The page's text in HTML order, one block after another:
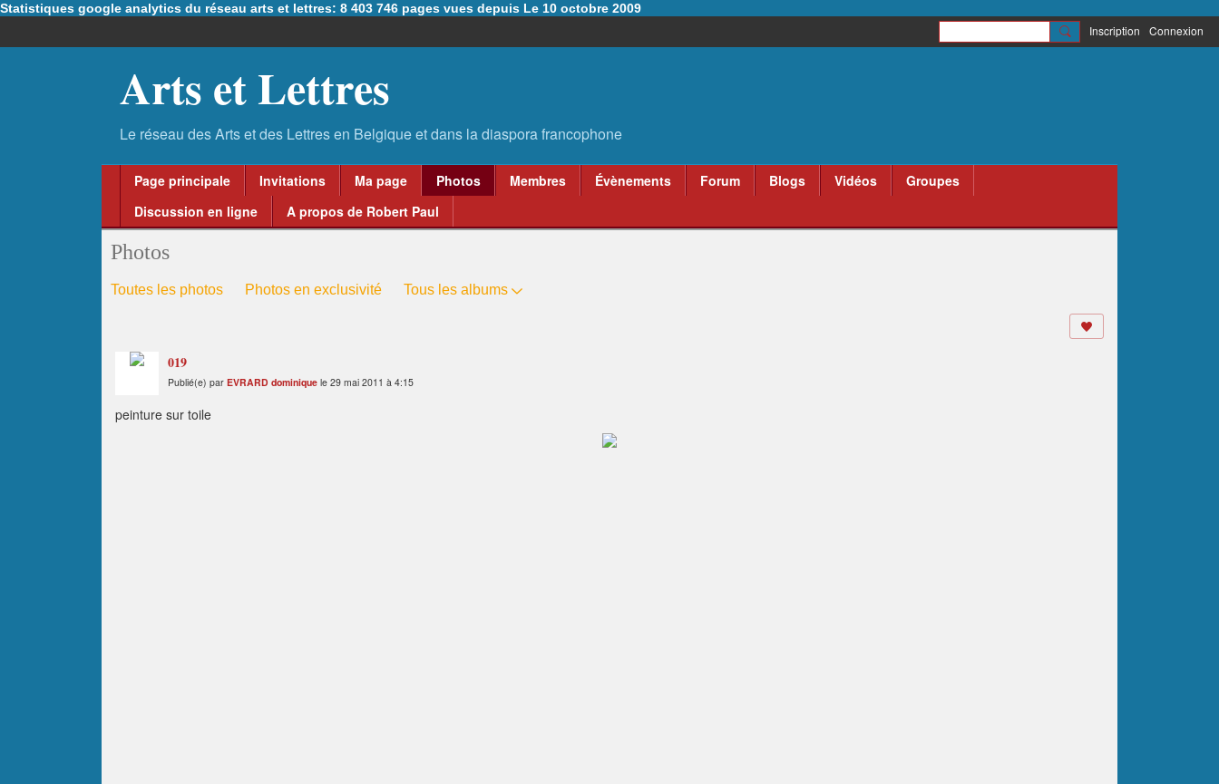
Statistiques google analytics du réseau arts et lettres: 8 403 746 pages vues depuis Le 10 octobre 2009
Inscription Connexion
Arts et Lettres
Page principale Invitations Ma page Photos Membres Évènements Forum Blogs Vidéos
Groupes
Discussion en ligne
A propos de Robert Paul
Photos
Toutes les photos Photos en exclusivité Tous les albums
019
Publié(e) par EVRARD dominique le 29 mai 2011 à 4:15
peinture sur toile